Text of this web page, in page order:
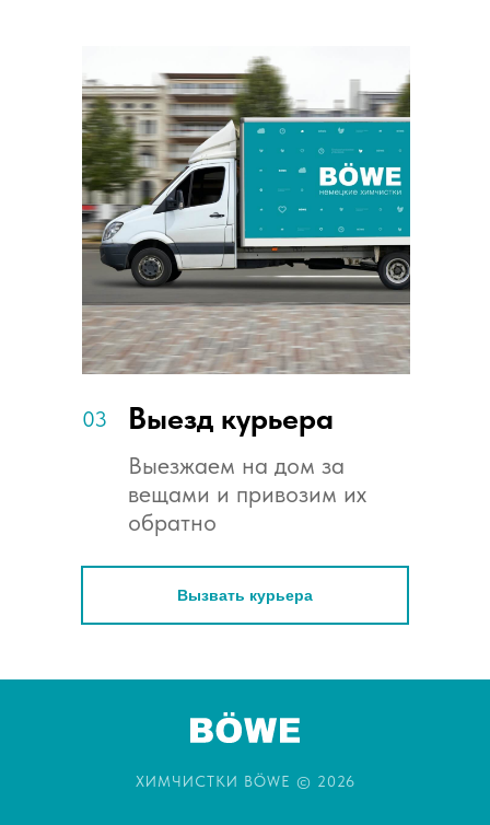
Выезд курьера
03
Выезжаем на дом за
вещами и привозим их
обратно
Вызвать курьера
ХИМЧИСТКИ BÖWE © 2026